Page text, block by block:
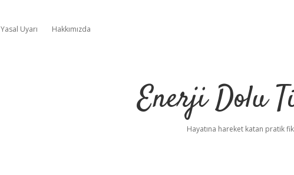
Yasal Uyarı Hakkımızda
Enerji Dolu
Hayatına hareket katan pratik